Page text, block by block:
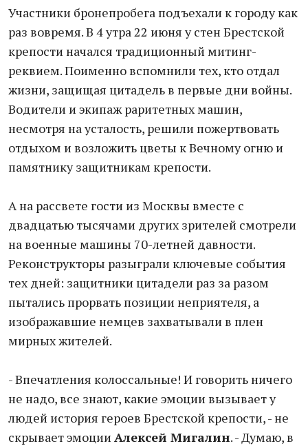
Участники бронепробега подъехали к городу как
раз вовремя. В 4 утра 22 июня у стен Брестской
крепости начался традиционный митинг-
реквием. Поименно вспомнили тех, кто отдал
жизни, защищая цитадель в первые дни войны.
Водители и экипаж раритетных машин,
несмотря на усталость, решили пожертвовать
отдыхом и возложить цветы к Вечному огню и
памятнику защитникам крепости.
А на рассвете гости из Москвы вместе с
двадцатью тысячами других зрителей смотрели
на военные машины 70-летней давности.
Реконструкторы разыграли ключевые события
тех дней: защитники цитадели раз за разом
пытались прорвать позиции неприятеля, а
изображавшие немцев захватывали в плен
мирных жителей.
- Впечатления колоссальные! И говорить ничего
не надо, все знают, какие эмоции вызывает у
людей история героев Брестской крепости, - не
скрывает эмоции Алексей Мигалин. - Думаю, в